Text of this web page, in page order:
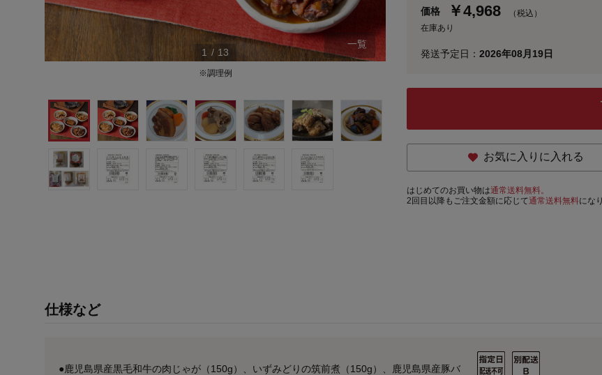
※調理例
1 / 13
一覧
価格 ￥4,968
（税込）
在庫あり
発送予定日：2026年08月19日
お気に入りに入れる
はじめてのお買い物は通常送料無料。
2回目以降もご注文金額に応じて通常送料無料にな
仕様など
●鹿児島県産黒毛和牛の肉じゃが（150g）、いずみどりの筑前煮（150g）、鹿児島県産豚バ